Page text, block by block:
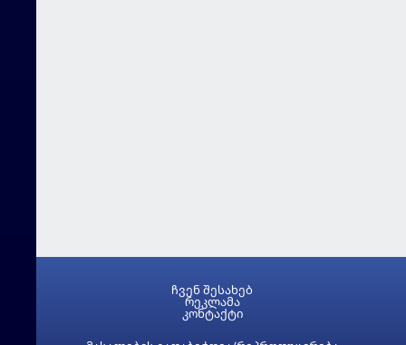
ჩვენ შესახებ
რეკლამა
კონტაქტი